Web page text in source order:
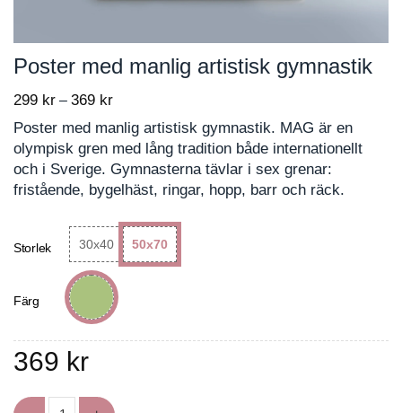
Poster med manlig artistisk gymnastik
299 kr – 369 krPrice
range:
299 kr
through
369 kr
Poster med manlig artistisk gymnastik. MAG är en
olympisk gren med lång tradition både internationellt
och i Sverige. Gymnasterna tävlar i sex grenar:
fristående, bygelhäst, ringar, hopp, barr och räck.
Storlek 30x40 50x70
Färg
369 kr